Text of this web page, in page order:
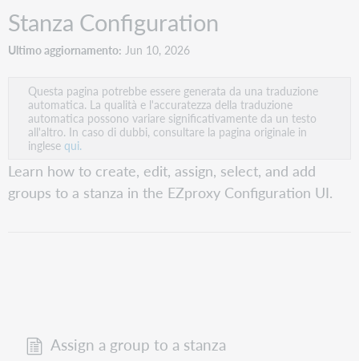
Stanza Configuration
Ultimo aggiornamento Jun 10, 2026
Questa pagina potrebbe essere generata da una traduzione
automatica. La qualità e l'accuratezza della traduzione
automatica possono variare significativamente da un testo
all'altro. In caso di dubbi, consultare la pagina originale in
inglesequi.
Learn how to create, edit, assign, select, and add
groups to a stanza in the EZproxy Configuration UI.
Assign a group to a stanza